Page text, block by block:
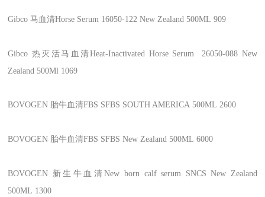
Gibco马血清Horse Serum 16050-122 New Zealand 500ML 909
Gibco 热灭活马血清Heat-Inactivated Horse Serum 26050-088 New
Zealand 500Ml 1069
BOVOGEN 胎牛血清FBS SFBS SOUTH AMERICA 500ML 2600
BOVOGEN 胎牛血清FBS SFBS New Zealand 500ML 6000
BOVOGEN 新生牛血清New born calf serum SNCS New Zealand
500ML 1300